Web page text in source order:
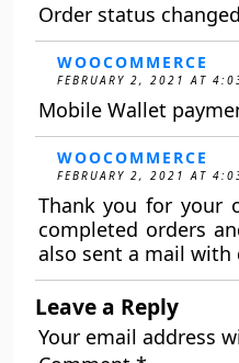
Order status
WOOCOMMERCE
FEBRUARY 2, 2021 AT
Mobile Wallet
WOOCOMMERCE
FEBRUARY 2, 2021 AT
Thank you for your
completed orders
also sent a mail with
Leave a Reply
Your email address